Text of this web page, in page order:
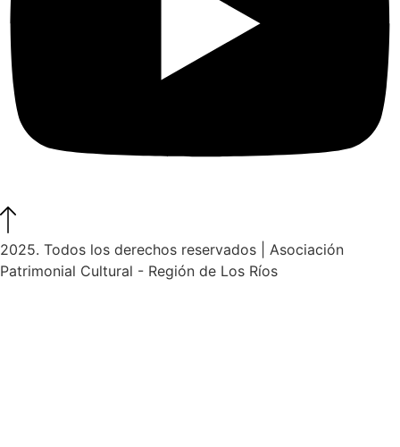
2025. Todos los derechos reservados | Asociación
Patrimonial Cultural - Región de Los Ríos